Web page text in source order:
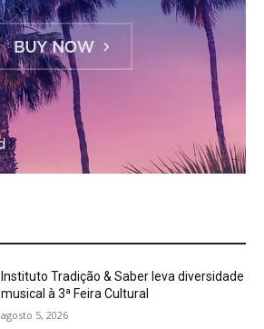
Instituto Tradição & Saber leva diversidade
musical à 3ª Feira Cultural
agosto 5, 2026